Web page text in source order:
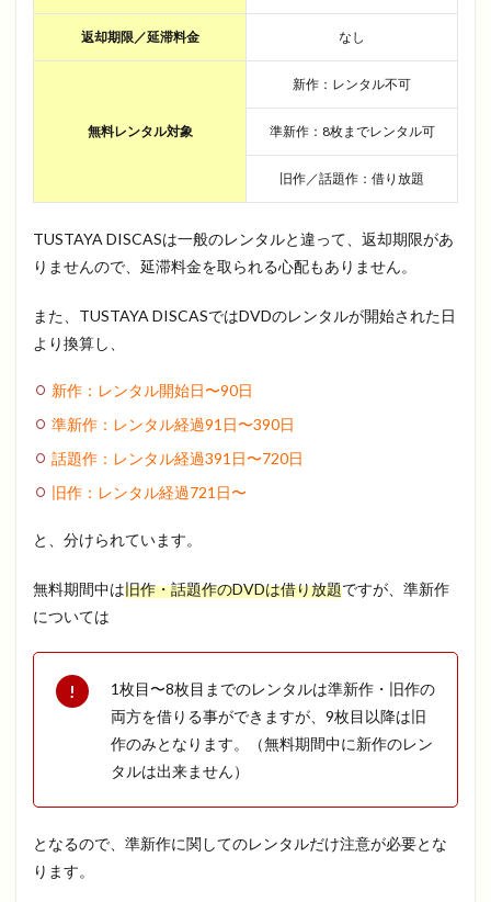
返却期限／延滞料金 なし
無料レンタル対象
新作：レンタル不可
準新作：8枚までレンタル可
旧作／話題作：借り放題
TUSTAYA DISCASは一般のレンタルと違って、返却期限があ
りませんので、延滞料金を取られる心配もありません。
また、TUSTAYA DISCASではDVDのレンタルが開始された日
より換算し、
新作：レンタル開始日〜90日
準新作：レンタル経過91 日〜390日
話題作：レンタル経過391 日〜720日
旧作：レンタル経過721 日〜
と、分けられています。
無料期間中は旧作・話題作のDVDは借り放題ですが、準新作
については
1枚目〜8枚目までのレンタルは準新作・旧作の
両方を借りる事ができますが、9枚目以降は旧
作のみとなります。（無料期間中に新作のレン
タルは出来ません）
となるので、準新作に関してのレンタルだけ注意が必要とな
ります。